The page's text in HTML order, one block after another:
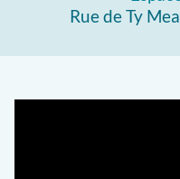
Rue de Ty